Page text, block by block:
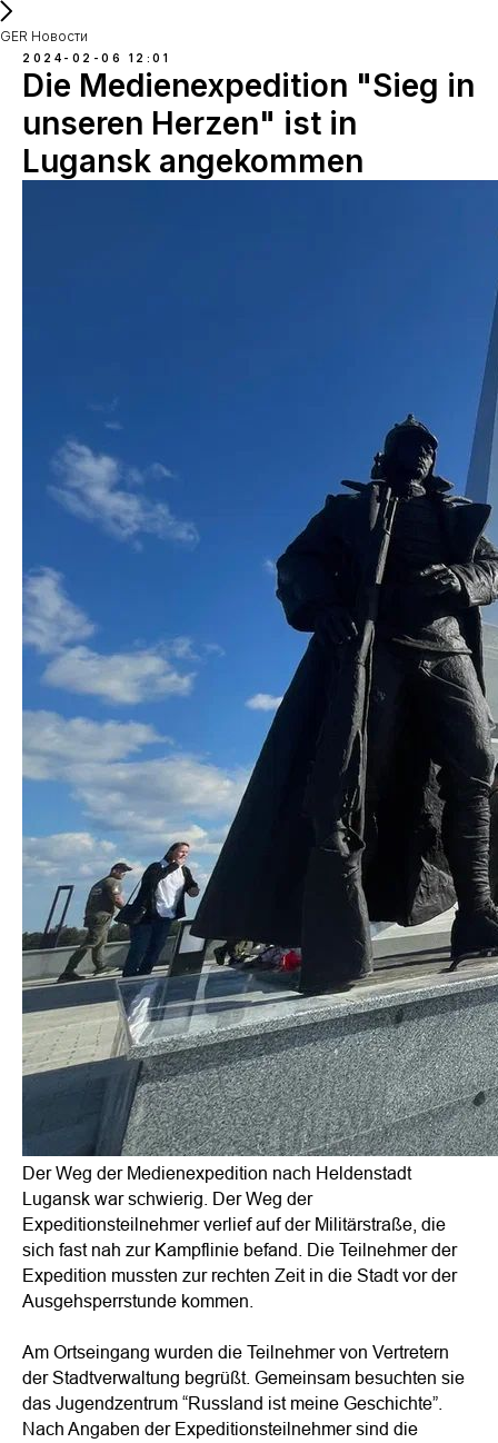
GER Новости
2024-02-06 12:01
Die Medienexpedition "Sieg in
unseren Herzen" ist in
Lugansk angekommen
Der Weg der Medienexpedition nach Heldenstadt
Lugansk war schwierig. Der Weg der
Expeditionsteilnehmer verlief auf der Militärstraße, die
sich fast nah zur Kampflinie befand. Die Teilnehmer der
Expedition mussten zur rechten Zeit in die Stadt vor der
Ausgehsperrstunde kommen.
Am Ortseingang wurden die Teilnehmer von Vertretern
der Stadtverwaltung begrüßt. Gemeinsam besuchten sie
das Jugendzentrum “Russland ist meine Geschichte”.
Nach Angaben der Expeditionsteilnehmer sind die